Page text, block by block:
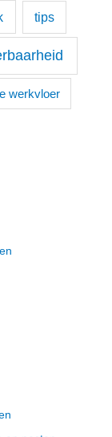
tips
werkvloer